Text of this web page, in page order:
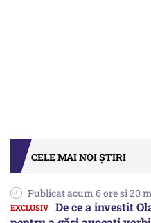
CELE MAI NOI ȘTIRI
Publicat acum 6 ore si 20
De ce a investit